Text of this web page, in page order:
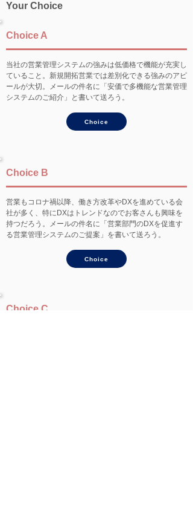
Your Choice
Choice A
当社の営業管理システムの強みは低価格で機能が充実し
ていること。新規開拓営業では差別化できる強みのアピ
ールが大切。メールの件名に「安価で多機能な営業管理
システムのご紹介」と書いて送ろう。
Choice
Choice B
営業もコロナ禍以降、働き方改革やDXを進めている会
社が多く、特にDXはトレンドなのでお客さんも興味を
持つだろう。メールの件名に「営業部門のDXを促進す
る営業管理システムのご提案」を書いて送ろう。
Choice
Choice C